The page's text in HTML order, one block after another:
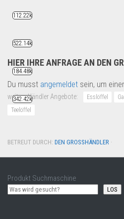
HIER IHRE ANFRAGE AN DEN
Du musst angemeldet sein, um
weitere Händler Angebote: Esslöffel
Teelöffel
BETREUT DURCH: DEN GROSSHÄNDLER ·
Produkt Suchmaschine
LOS
112.22k
522.14k
184.48k
342.42k